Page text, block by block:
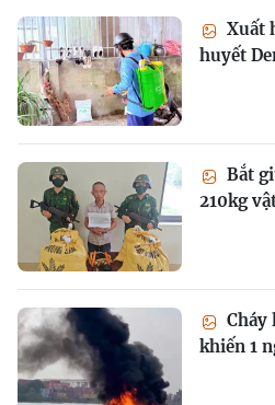
Xuất
huyết
Bắt
210kg
Cháy
khiến 1